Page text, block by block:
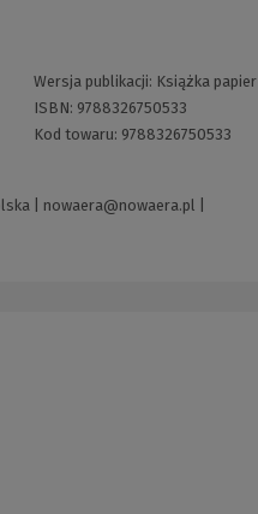
Wersja publikacji: Książka papier
ISBN: 9788326750533
Kod towaru: 9788326750533
| nowaera@nowaera.pl